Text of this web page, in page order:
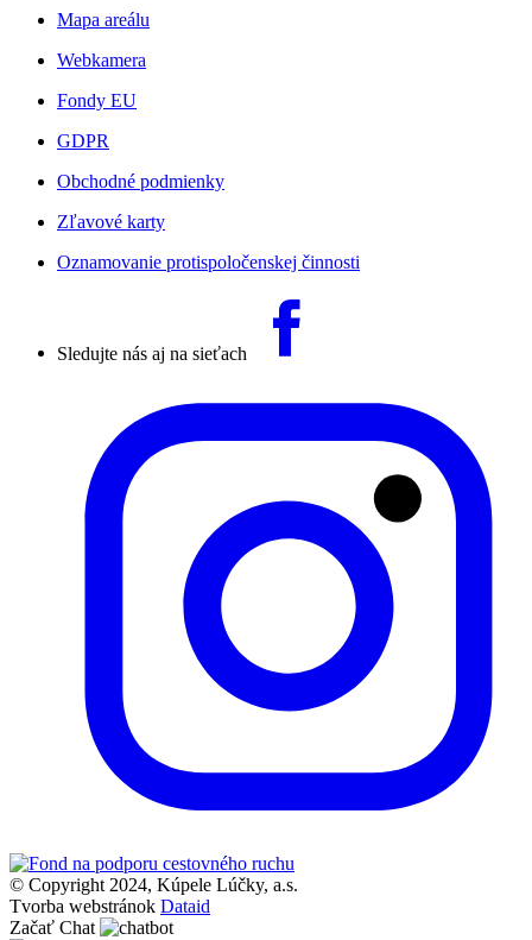
Mapa areálu
Webkamera
Fondy EU
GDPR
Obchodné podmienky
Zľavové karty
Oznamovanie protispoločenskej činnosti
Sledujte nás aj na sieťach
© Copyright 2024, Kúpele Lúčky, a.s.
Tvorba webstránok Dataid
Začať Chat